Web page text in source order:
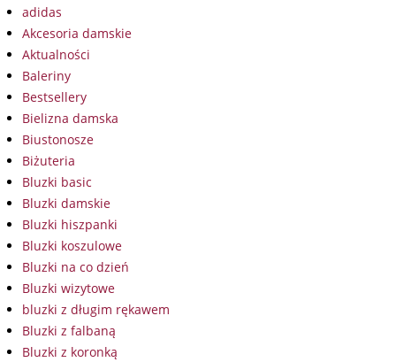
adidas
Akcesoria damskie
Aktualności
Baleriny
Bestsellery
Bielizna damska
Biustonosze
Biżuteria
Bluzki basic
Bluzki damskie
Bluzki hiszpanki
Bluzki koszulowe
Bluzki na co dzień
Bluzki wizytowe
bluzki z długim rękawem
Bluzki z falbaną
Bluzki z koronką